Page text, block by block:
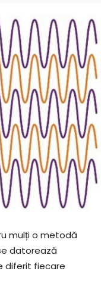
mulți o metodă
datorează
diferit fiecare